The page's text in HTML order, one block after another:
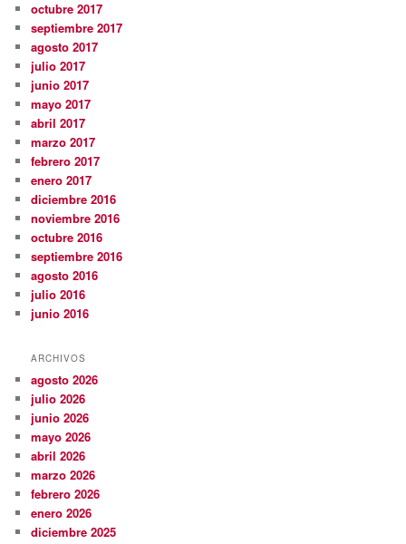
octubre 2017
septiembre 2017
agosto 2017
julio 2017
junio 2017
mayo 2017
abril 2017
marzo 2017
febrero 2017
enero 2017
diciembre 2016
noviembre 2016
octubre 2016
septiembre 2016
agosto 2016
julio 2016
junio 2016
ARCHIVOS
agosto 2026
julio 2026
junio 2026
mayo 2026
abril 2026
marzo 2026
febrero 2026
enero 2026
diciembre 2025